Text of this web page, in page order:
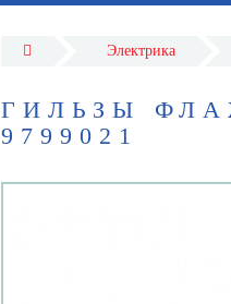
Электрика
ГИЛЬЗЫ
9799021